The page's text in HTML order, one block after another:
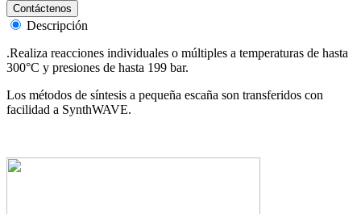
Descripción
.Realiza reacciones individuales o múltiples a temperaturas de hasta
300°C y presiones de hasta 199 bar.
Los métodos de síntesis a pequeña escaña son transferidos con
facilidad a SynthWAVE.